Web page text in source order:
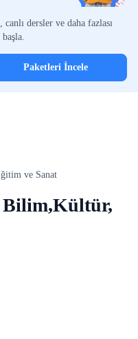
dersler ve daha fazlası
Paketleri İncele
ve Sanat
Bilim,Kültür,